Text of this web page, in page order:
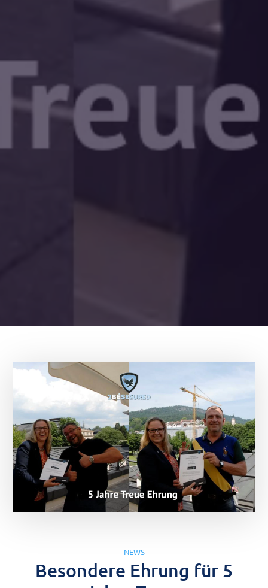
NEWS
Besondere Ehrung für 5